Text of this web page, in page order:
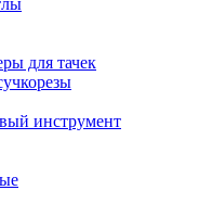
для тачек
инструмент